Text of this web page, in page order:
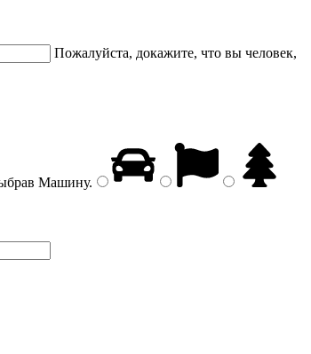
Пожалуйста, докажите, что вы человек,
Машину.